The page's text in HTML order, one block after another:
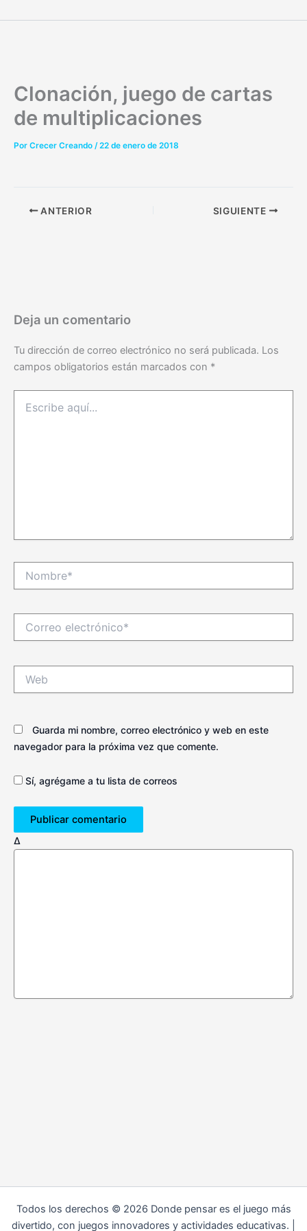
al
Clonación, juego de cartas
de multiplicaciones
Por Crecer Creando /22 de enero de 2018
ANTERIOR SIGUIENTE
Deja un comentario
Tu dirección de correo electrónico no será publicada. Los
campos obligatorios están marcados con *
aquí...
electrónico*
Guarda mi nombre, correo electrónico y web en este
navegador para la próxima vez que comente.
Sí, agrégame a tu lista de correos
Δ
Todos los derechos © 2026 Donde pensar es el juego más
divertido, con juegos innovadores y actividades educativas. |